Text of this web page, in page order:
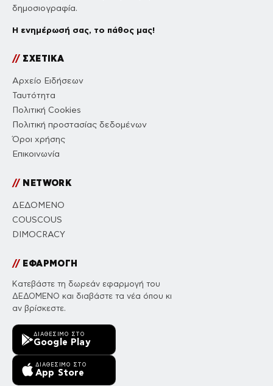
δημοσιογραφία.
Η ενημέρωσή σας, το πάθος μας!
//ΣΧΕΤΙΚΑ
Αρχείο Ειδήσεων
Ταυτότητα
Πολιτική Cookies
Πολιτική προστασίας δεδομένων
Όροι χρήσης
Επικοινωνία
//NETWORK
ΔΕΔΟΜΕΝΟ
COUSCOUS
DIMOCRACY
//ΕΦΑΡΜΟΓΗ
Κατεβάστε τη δωρεάν εφαρμογή του
ΔΕΔΟΜΕΝΟ και διαβάστε τα νέα όπου κι
αν βρίσκεστε.
ΔΙΑΘΈΣΙΜΟ ΣΤΟ
Google Play
ΔΙΑΘΈΣΙΜΟ ΣΤΟ
App Store